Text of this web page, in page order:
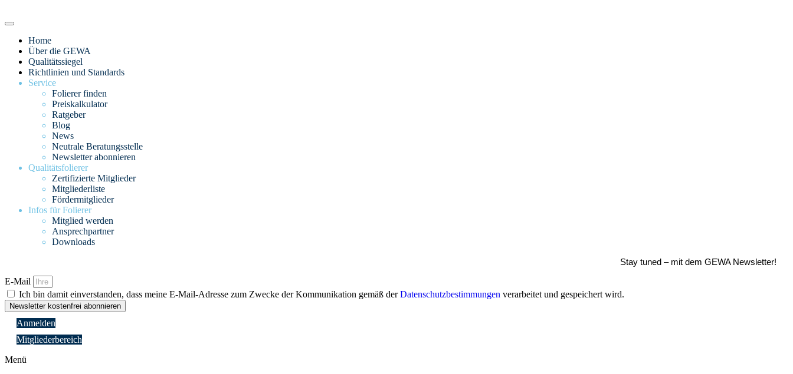
Home
Über die GEWA
Qualitätssiegel
Richtlinien und Standards
Service
Folierer finden
Preiskalkulator
Ratgeber
Blog
News
Neutrale Beratungsstelle
Newsletter abonnieren
Qualitätsfolierer
Zertifizierte Mitglieder
Mitgliederliste
Fördermitglieder
Infos für Folierer
Mitglied werden
Ansprechpartner
Downloads
Stay tuned – mit dem GEWA Newsletter!
E-Mail
Ich bin damit einverstanden, dass meine E-Mail-Adresse zum Zwecke der Kommunikation gemäß derDatenschutzbestimmungen verarbeitet und gespeichert wird.
Newsletter kostenfrei abonnieren
Anmelden
Mitgliederbereich
Menü